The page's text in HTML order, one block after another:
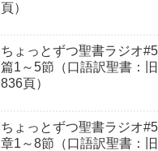
頁）
ちょっとずつ聖書ラジオ
篇1～5節（口語訳聖書：
836頁）
ちょっとずつ聖書ラジオ
章1～8節（口語訳聖書：